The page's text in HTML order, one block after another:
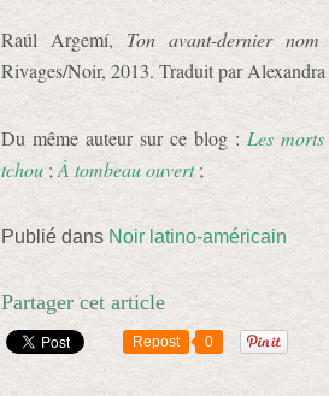
Raúl Argemí, Ton avant-dernier
Rivages/Noir, 2013. Traduit par
Du même auteur sur ce blog : Les
tchou ; À tombeau ouvert;
Publié dans Noir latino-américain
Partager cet article
Repost 0